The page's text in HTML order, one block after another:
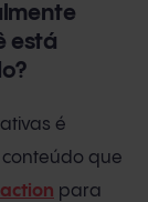
está
é
que
para